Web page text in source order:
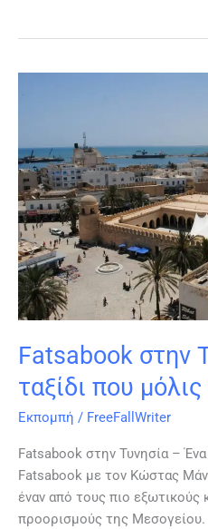
Fatsabook στην
ταξίδι που
Εκπομπή / FreeFallWriter
Fatsabook στην Τυνησία –
Fatsabook με τον Κώστας
έναν από τους πιο εξωτικούς
προορισμούς της
–
Ένα
ταξίδι
που
μόλις
ξεκινά…